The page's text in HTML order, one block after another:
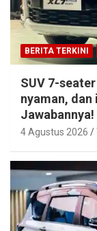
BERITA TERKINI
SUV 7-
nyaman, dan
Jawabannya!
4 Agustus 2026